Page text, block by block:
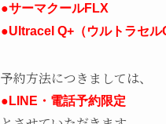
●サーマクールFLX
●Ultracel Q+（ウルトラセル
予約方法につきましては、
●LINE・電話予約限定